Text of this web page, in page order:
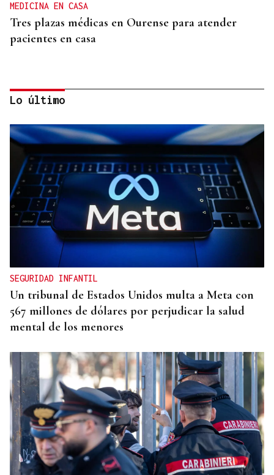
MEDICINA EN CASA
Tres plazas médicas en Ourense para atender
pacientes en casa
AUTO JUDICIAL
La Justicia frena un proyecto eólico en la provincia
de Ourense por riesgos medioambientales
Lo último
SEGURIDAD INFANTIL
Un tribunal de Estados Unidos multa a Meta con
567 millones de dólares por perjudicar la salud
mental de los menores